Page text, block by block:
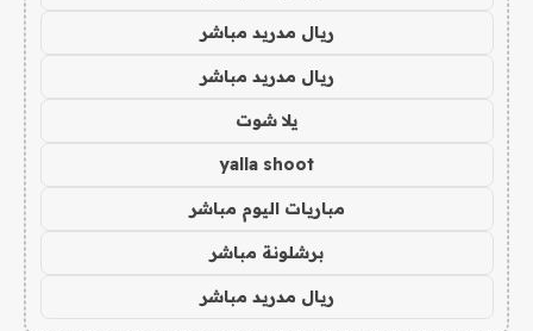
ريال مدريد مباشر
ريال مدريد مباشر
يلا شوت
yalla shoot
مباريات اليوم مباشر
برشلونة مباشر
ريال مدريد مباشر